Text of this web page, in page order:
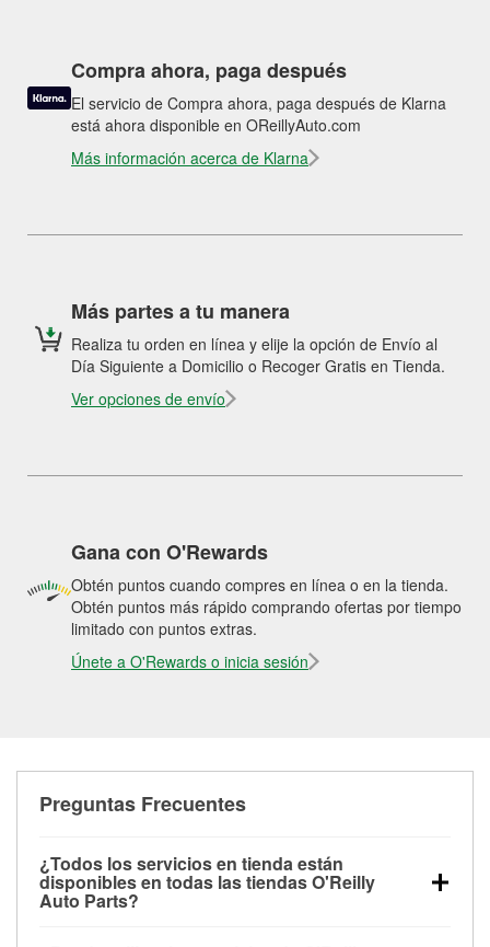
Compra ahora, paga después
El servicio de Compra ahora, paga después de Klarna
está ahora disponible en OReillyAuto.com
Más información acerca de Klarna
Más partes a tu manera
Realiza tu orden en línea y elije la opción de Envío al
Día Siguiente a Domicilio o Recoger Gratis en Tienda.
Ver opciones de envío
Gana con O'Rewards
Obtén puntos cuando compres en línea o en la tienda.
Obtén puntos más rápido comprando ofertas por tiempo
limitado con puntos extras.
Únete a O'Rewards o inicia sesión
Preguntas Frecuentes
¿Todos los servicios en tienda están
disponibles en todas las tiendas O'Reilly
Auto Parts?